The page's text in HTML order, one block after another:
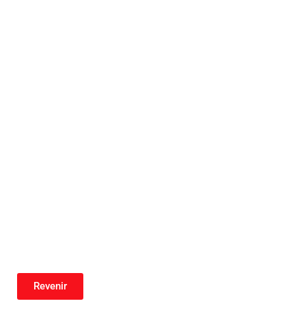
Revenir